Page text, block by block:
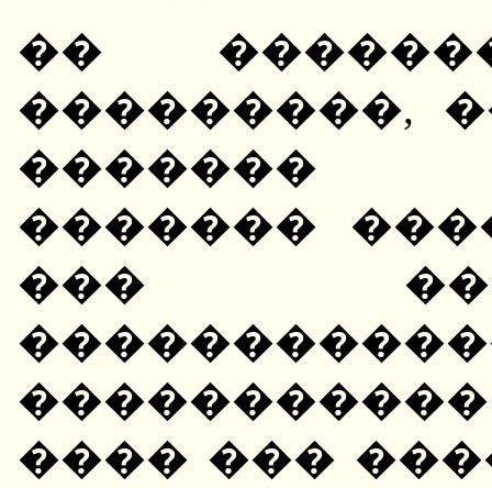
��
���������,
�������
�������
���
���� ���